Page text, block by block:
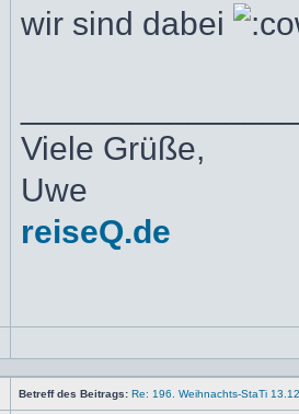
wir sind dabei
Viele Grüße,
Uwe
reiseQ.de
Profil
Betreff des Beitrags: Re: 196. Weihnachts-StaTi